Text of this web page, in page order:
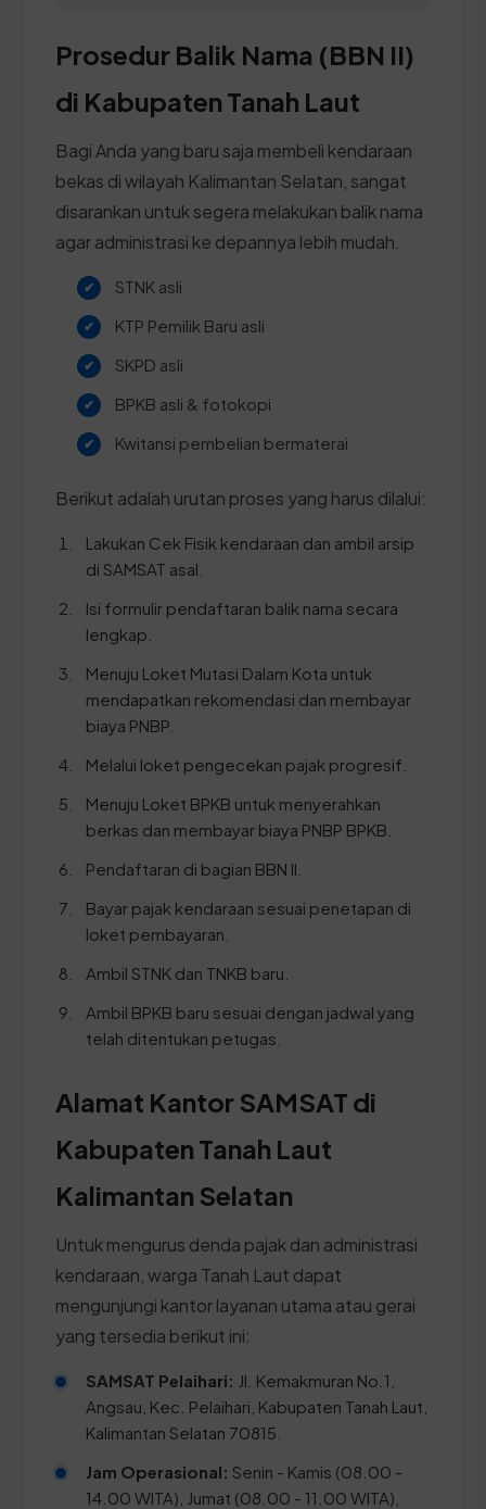
Prosedur Balik Nama (BBN II)
di Kabupaten Tanah Laut
Bagi Anda yang baru saja membeli kendaraan
bekas di wilayah Kalimantan Selatan, sangat
disarankan untuk segera melakukan balik nama
agar administrasi ke depannya lebih mudah.
STNK asli
KTP Pemilik Baru asli
SKPD asli
BPKB asli & fotokopi
Kwitansi pembelian bermaterai
Berikut adalah urutan proses yang harus dilalui:
Lakukan Cek Fisik kendaraan dan ambil arsip
di SAMSAT asal.
Isi formulir pendaftaran balik nama secara
lengkap.
Menuju Loket Mutasi Dalam Kota untuk
mendapatkan rekomendasi dan membayar
biaya PNBP.
Melalui loket pengecekan pajak progresif.
Menuju Loket BPKB untuk menyerahkan
berkas dan membayar biaya PNBP BPKB.
Pendaftaran di bagian BBN II.
Bayar pajak kendaraan sesuai penetapan di
loket pembayaran.
Ambil STNK dan TNKB baru.
Ambil BPKB baru sesuai dengan jadwal yang
telah ditentukan petugas.
Alamat Kantor SAMSAT di
Kabupaten Tanah Laut
Kalimantan Selatan
Untuk mengurus denda pajak dan administrasi
kendaraan, warga Tanah Laut dapat
mengunjungi kantor layanan utama atau gerai
yang tersedia berikut ini:
SAMSAT Pelaihari: Jl. Kemakmuran No.1,
Angsau, Kec. Pelaihari, Kabupaten Tanah Laut,
Kalimantan Selatan 70815.
Jam Operasional: Senin - Kamis (08.00 -
14.00 WITA), Jumat (08.00 - 11.00 WITA),